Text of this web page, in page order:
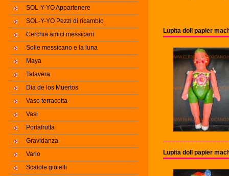
SOL-Y-YO Appartenere
SOL-Y-YO Pezzi di ricambio
Cerchia amici messicani
Solle messicano e la luna
Maya
Talavera
Dia de los Muertos
Vaso terracotta
Vasi
Portafrutta
Gravidanza
Vario
Scatole gioielli
Lupita doll papier
Lupita doll papier